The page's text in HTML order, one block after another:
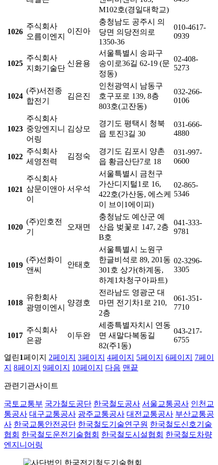
M102호(경일대학교)
1026
주식회사
오름이엔지
이진아
충청남도 공주시 의
당면 의당전의로
1350-36
010-4617-
0939
1025
주식회사
지화기술단
신윤용
서울특별시 송파구
송이로36길 62-19 (문
정동)
02-408-
5273
1024
(주)서전종
합전기
김은진
인천광역시 남동구
호구포로 139, 8층
803호(고잔동)
032-266-
0106
1023
주식회사
중앙엔지니
어링
김상모
경기도 평택시 청북
읍 토진3길 30
031-666-
4880
1022
주식회사
세영전력
김정숙
경기도 김포시 양촌
읍 황금산단7로 18
031-997-
0600
1021
주식회사
삼문이앤아
이
서우석
서울특별시 금천구
가산디지털1로 16,
422호(가산동, 에스케
이 브이1에이피)
02-865-
5346
1020
(주)인호전
기
오재면
충청남도 예산군 예
산읍 벚꽃로 147, 2층
B호
041-333-
9781
1019
(주)선화이
앤씨
안태호
서울특별시 노원구
한글비석로 89, 201동
301호 상가(하계동,
하계1차청구아파트)
02-3296-
3305
1018
유한회사
광명이엔시
양경호
전라남도 영광군 대
마면 전기차1로 210,
2층
061-351-
7710
1017
주식회사
은광
이두완
세종특별자치시 연동
면 새말다복동길
82(주1동)
043-217-
6755
열린1페이지 2페이지 3페이지 4페이지 5페이지 6페이지 7페이
지 8페이지 9페이지 10페이지 다음 맨끝
관련기관사이트
국토교통부 국가철도공단 한국철도공사 서울교통공사 인천교
통공사 대구교통공사 광주교통공사 대전교통공사 부산교통공
사 한국교통안전공단 한국철도기술연구원 한국철도신호기술
협회 한국철도운전기술협회 한국철도시설협회 한국철도차량
엔지니어링